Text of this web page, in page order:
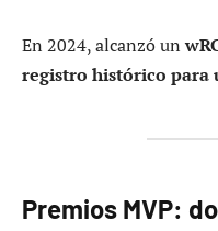
En 2024, alcanzó un
registro histórico para
Premios MVP: